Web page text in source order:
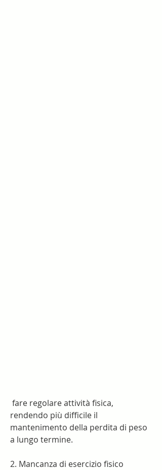
rendendo più difficile il
mantenimento della perdita di peso
a lungo termine.
2. Mancanza di esercizio fisico